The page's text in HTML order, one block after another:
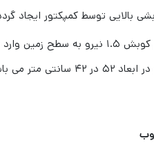
بالایی توسط کمپکتور ایجاد
کمپکتور دستی هیساکی ۱.۵ تن بوده،
می باشد.